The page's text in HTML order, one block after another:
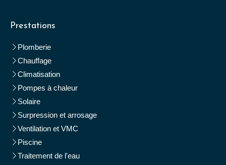
Prestations
Plomberie
Chauffage
Climatisation
Pompes à chaleur
Solaire
Surpression et arrosage
Ventilation et VMC
Piscine
Traitement de l'eau